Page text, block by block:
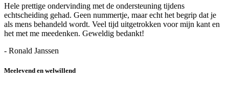
Hele prettige ondervinding met de ondersteuning tijdens
echtscheiding gehad. Geen nummertje, maar echt het begrip dat je
als mens behandeld wordt. Veel tijd uitgetrokken voor mijn kant en
het met me meedenken. Geweldig bedankt!
- Ronald Janssen
Meelevend en welwillend